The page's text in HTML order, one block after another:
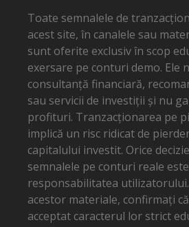
Toate semnalele de
acest site, în canalele sau
sunt oferite exclusiv în scop
exersare pe conturi demo. Ele
consultanță financiară,
sau servicii de investiții și nu
profituri. Tranzacționarea pe
implică un risc ridicat de
capitalului investit. Orice
semnalele pe conturi reale
responsabilitatea
acestor materiale, confirmați
acceptat caracterul lor strict